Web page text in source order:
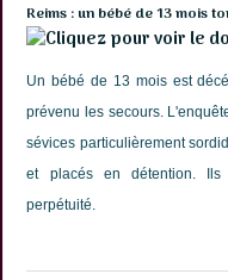
Reims : un bébé de 13 mois
Un bébé de 13 mois est
prévenu les secours.
sévices particulièrement
et placés en détention. Ils
perpétuité.